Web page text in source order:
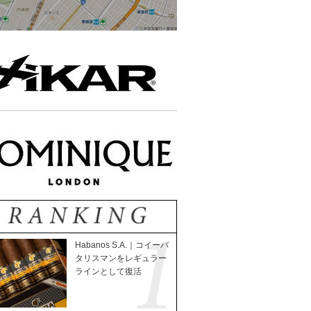
Habanos S.A.｜コイーバ
タリスマンをレギュラー
ラインとして復活